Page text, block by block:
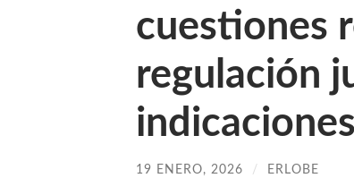
cuestiones
regulación
19 ENERO, 2026 / ERLOBE